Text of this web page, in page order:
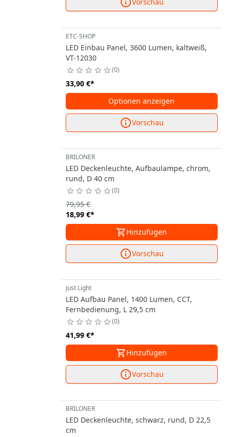
ETC-SHOP
LED Einbau Panel, 3600 Lumen, kaltweiß,
VT-12030
0
33,90 €*
Optionen anzeigen
Vorschau
BRILONER
LED Deckenleuchte, Aufbaulampe, chrom,
rund, D 40 cm
0
18,99 €*
79,95 €
Hinzufügen
Vorschau
Just Light
LED Aufbau Panel, 1400 Lumen, CCT,
Fernbedienung, L 29,5 cm
0
41,99 €*
Hinzufügen
Vorschau
BRILONER
LED Deckenleuchte, schwarz, rund, D 22,5
cm